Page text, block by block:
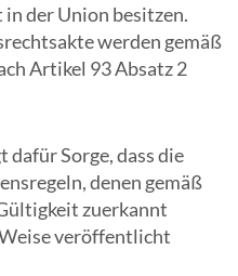
der Union besitzen.
werden gemäß
Artikel 93 Absatz 2
Sorge, dass die
denen gemäß
zuerkannt
veröffentlicht